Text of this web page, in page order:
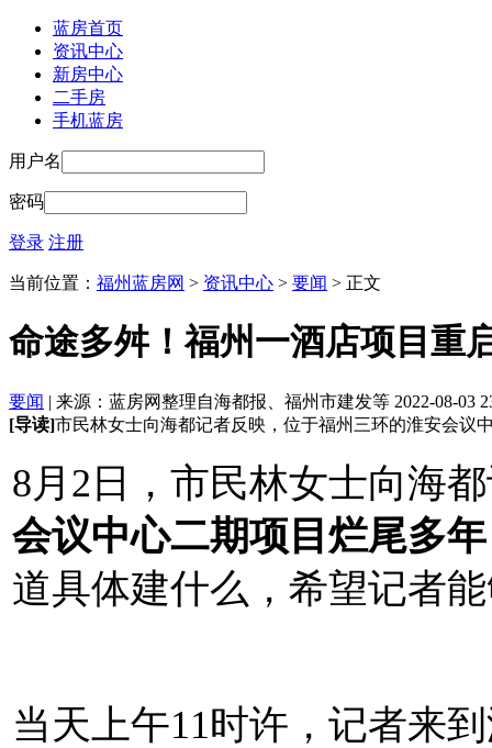
蓝房首页
资讯中心
新房中心
二手房
手机蓝房
用户名
密码
登录 注册
当前位置： 福州蓝房网 > 资讯中心 > 要闻 > 正文
命途多舛！福州一酒店项目重
要闻 | 来源：蓝房网整理自海都报、福州市建发等 2022-08-03
[导读]市民林女士向海都记者反映，位于福州三环的淮安会议
8月2日，市民林女士向海
会议中心二期项目烂尾多
道具体建什么，希望记者
当天上午11时许，记者来